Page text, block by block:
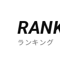
ランキング